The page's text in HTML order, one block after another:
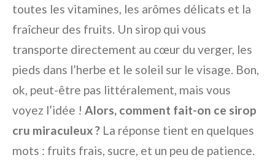
toutes les vitamines, les arômes délicats et la
fraîcheur des fruits. Un sirop qui vous
transporte directement au cœur du verger, les
pieds dans l’herbe et le soleil sur le visage. Bon,
ok, peut-être pas littéralement, mais vous
voyez l’idée ! Alors, comment fait-on ce sirop
cru miraculeux ? La réponse tient en quelques
mots : fruits frais, sucre, et un peu de patience.